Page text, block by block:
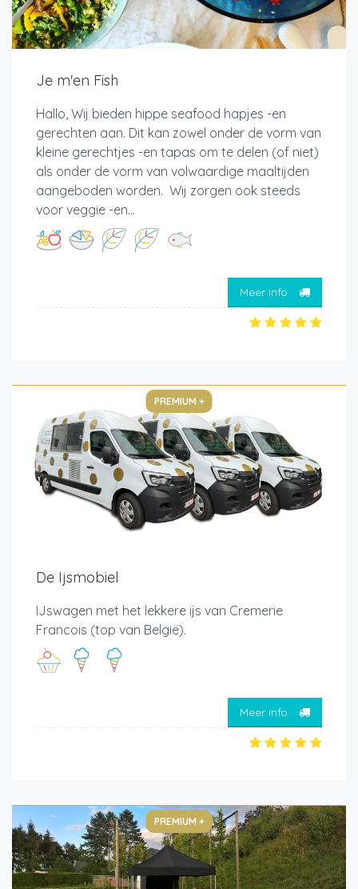
Je m'en Fish
Hallo, Wij bieden hippe seafood hapjes -en
gerechten aan. Dit kan zowel onder de vorm van
kleine gerechtjes -en tapas om te delen (of niet)
als onder de vorm van volwaardige maaltijden
aangeboden worden. Wij zorgen ook steeds
voor veggie -en...
Meer info
PREMIUM +
De Ijsmobiel
IJswagen met het lekkere ijs van Cremerie
Francois (top van België).
Meer info
PREMIUM +